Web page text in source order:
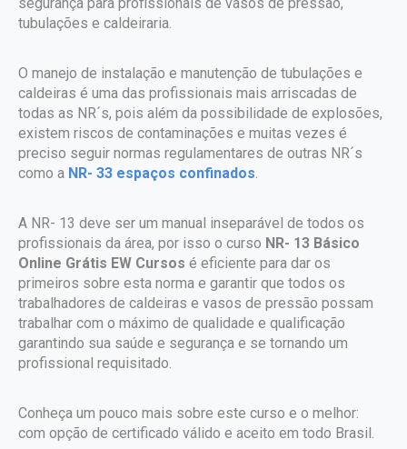
tubulações e caldeiraria.
O manejo de instalação e manutenção de tubulações e
caldeiras é uma das profissionais mais arriscadas de
todas as NR´s, pois além da possibilidade de explosões,
existem riscos de contaminações e muitas vezes é
preciso seguir normas regulamentares de outras NR´s
como a NR- 33 espaços confinados.
A NR- 13 deve ser um manual inseparável de todos os
profissionais da área, por isso o curso NR- 13 Básico
Online Grátis EW Cursos é eficiente para dar os
primeiros sobre esta norma e garantir que todos os
trabalhadores de caldeiras e vasos de pressão possam
trabalhar com o máximo de qualidade e qualificação
garantindo sua saúde e segurança e se tornando um
profissional requisitado.
Conheça um pouco mais sobre este curso e o melhor:
com opção de certificado válido e aceito em todo Brasil.